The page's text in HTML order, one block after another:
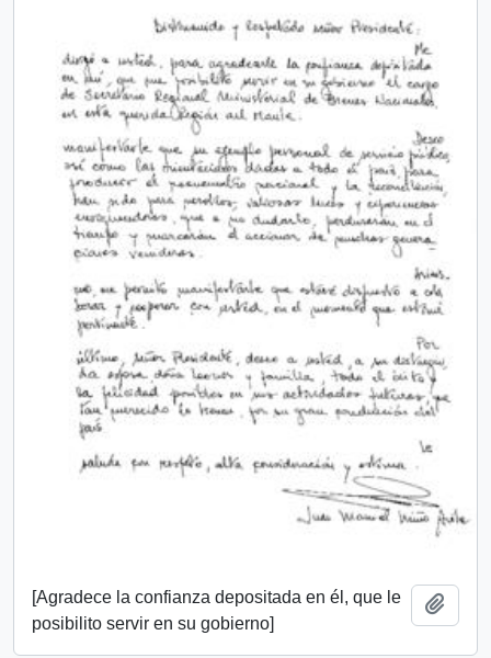
[Agradece la confianza depositada en él, que le
posibilito servir en su gobierno]